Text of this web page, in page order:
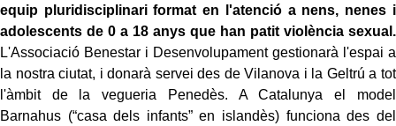
equip pluridisciplinari format en l'atenció a nens, nenes i
adolescents de 0 a 18 anys que han patit violència sexual.
L'Associació Benestar i Desenvolupament gestionarà l'espai a
la nostra ciutat, i donarà servei des de Vilanova i la Geltrú a tot
l'àmbit de la vegueria Penedès. A Catalunya el model
Barnahus (“casa dels infants” en islandès) funciona des del